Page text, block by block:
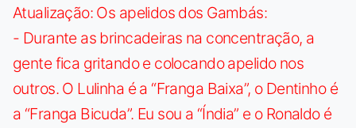
Atualização: Os apelidos dos Gambás:
- Durante as brincadeiras na concentração, a
gente fica gritando e colocando apelido nos
outros. O Lulinha é a “Franga Baixa”, o Dentinho é
a “Franga Bicuda”. Eu sou a “Índia” e o Ronaldo é